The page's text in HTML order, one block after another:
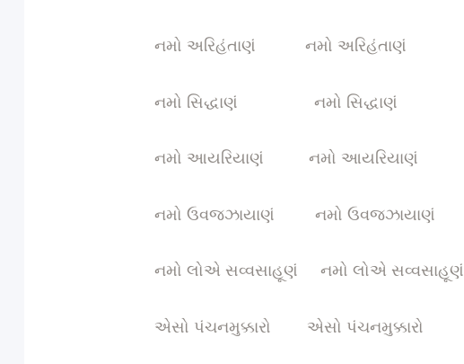
નમો અરિહંતાણં નમો અરિહંતાણં
નમો સિદ્ધાણં નમો સિદ્ધાણં
નમો આયરિયાણં નમો આયરિયાણં
નમો ઉવજ્ઝાયાણં નમો ઉવજ્ઝાયાણં
નમો લોએ સવ્વસાહૂણં નમો લોએ સવ્વસાહૂણં
એસો પંચનમુક્કારો એસો પંચનમુક્કારો